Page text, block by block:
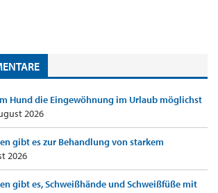
Hund die Eingewöhnung im Urlaub möglichst
2026
gibt es zur Behandlung von starkem
2026
gibt es, Schweißhände und Schweißfüße mit